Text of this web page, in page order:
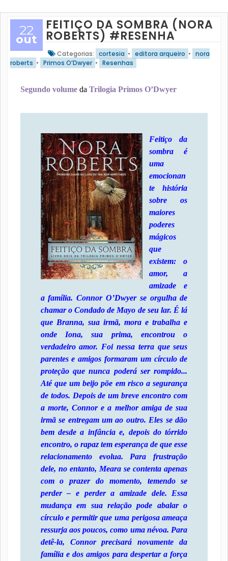
22
out
FEITIÇO DA SOMBRA (NORA
ROBERTS) #RESENHA
Categorias: cortesia • editora arqueiro • nora
roberts • Primos O’Dwyer • Resenhas
Segundo volumeda Trilogia Primos O’Dwyer
Feitiço da
sombra é
uma
emocionan
te história
sobre os
maiores
poderes
mágicos
que
existem: o
amor, a
amizade e
a família. Connor O’Dwyer se orgulha de
chamar o Condado de Mayo de seu lar. É lá
que Branna, sua irmã, mora e trabalha e
onde Iona, sua prima, encontrou o
verdadeiro amor. Foi nessa terra que seus
parentes e amigos formaram um círculo de
proteção que nunca poderá ser rompido...
Até que um beijo põe em risco a segurança
de todos. Depois de um breve encontro com
a morte, Connor e a melhor amiga de sua
irmã se entregam um ao outro. Eles se dão
bem desde a infância e, depois do tórrido
encontro, o rapaz tem esperança de que esse
relacionamento evolua. Para frustração
dele, no entanto, Meara se contenta apenas
com o prazer do momento, temendo se
perder – e perder a amizade dele. Essa
mudança em sua relação pode abalar o
círculo e permitir que uma perigosa ameaça
ressurja aos poucos, como uma névoa. Para
detê-la, Connor precisará novamente da
família e dos amigos para despertar a força